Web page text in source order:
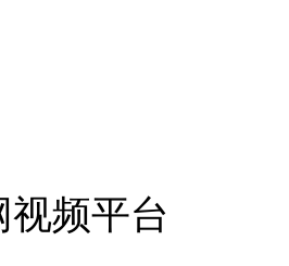
视频平台